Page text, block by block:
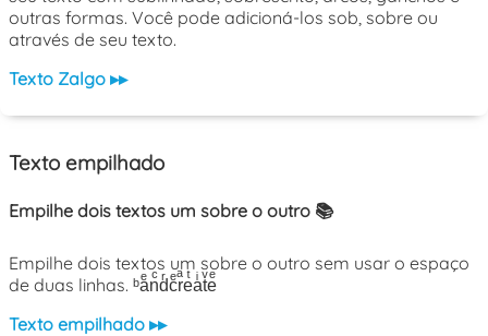
outras formas. Você pode adicioná-los sob, sobre ou
através de seu texto.
Texto Zalgo ▸▸
Texto empilhado
Empilhe dois textos um sobre o outro 📚
Empilhe dois textos um sobre o outro sem usar o espaço
de duas linhas. ᵇaͤnͨdͬcͤrͣeͭaͥtͮeͤ
Texto empilhado ▸▸